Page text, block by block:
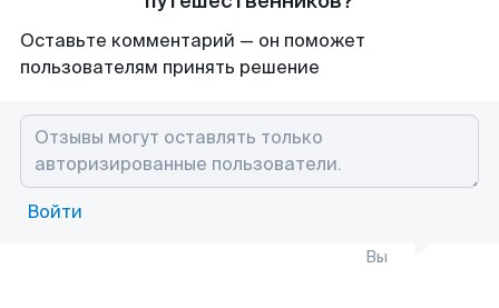
Оставьте комментарий — он поможет
пользователям принять решение
Войти
Вы